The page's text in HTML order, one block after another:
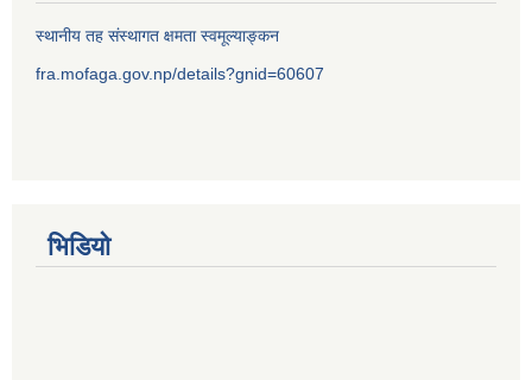
स्थानीय तह संस्थागत क्षमता स्वमूल्याङ्कन
fra.mofaga.gov.np/details?gnid=60607
भिडियो